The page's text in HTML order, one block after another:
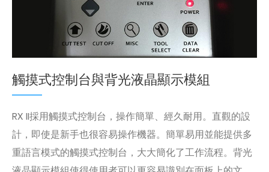
觸摸式控制台與背光液晶顯示模組
RX II採用觸摸式控制台，操作簡單、經久耐用。直觀的設
計，即使是新手也很容易操作機器。簡單易用並能提供多
重語言模式的觸摸式控制台，大大簡化了工作流程。背光